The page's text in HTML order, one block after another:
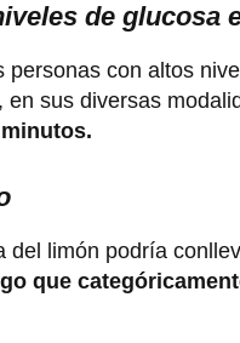
de glucosa
personas con altos
en sus diversas
del limón podría
que